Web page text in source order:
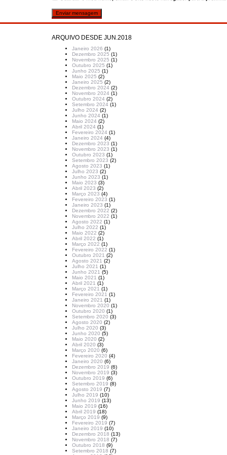
ARQUIVO DESDE JUN.2018
Janeiro 2026 (1)
Dezembro 2025 (1)
Novembro 2025 (1)
Outubro 2025 (1)
Junho 2025 (1)
Maio 2025 (2)
Janeiro 2025 (2)
Dezembro 2024 (2)
Novembro 2024 (1)
Outubro 2024 (2)
Setembro 2024 (1)
Julho 2024 (2)
Junho 2024 (1)
Maio 2024 (2)
Abril 2024 (1)
Fevereiro 2024 (1)
Janeiro 2024 (4)
Dezembro 2023 (1)
Novembro 2023 (1)
Outubro 2023 (1)
Setembro 2023 (2)
Agosto 2023 (1)
Julho 2023 (2)
Junho 2023 (1)
Maio 2023 (3)
Abril 2023 (2)
Março 2023 (4)
Fevereiro 2023 (1)
Janeiro 2023 (1)
Dezembro 2022 (2)
Novembro 2022 (1)
Agosto 2022 (1)
Julho 2022 (1)
Maio 2022 (2)
Abril 2022 (1)
Março 2022 (1)
Fevereiro 2022 (1)
Outubro 2021 (2)
Agosto 2021 (2)
Julho 2021 (1)
Junho 2021 (5)
Maio 2021 (1)
Abril 2021 (1)
Março 2021 (1)
Fevereiro 2021 (1)
Janeiro 2021 (1)
Novembro 2020 (1)
Outubro 2020 (1)
Setembro 2020 (3)
Agosto 2020 (2)
Julho 2020 (3)
Junho 2020 (5)
Maio 2020 (2)
Abril 2020 (3)
Março 2020 (6)
Fevereiro 2020 (4)
Janeiro 2020 (6)
Dezembro 2019 (6)
Novembro 2019 (3)
Outubro 2019 (6)
Setembro 2019 (8)
Agosto 2019 (7)
Julho 2019 (10)
Junho 2019 (13)
Maio 2019 (16)
Abril 2019 (18)
Março 2019 (9)
Fevereiro 2019 (7)
Janeiro 2019 (10)
Dezembro 2018 (13)
Novembro 2018 (7)
Outubro 2018 (9)
Setembro 2018 (7)